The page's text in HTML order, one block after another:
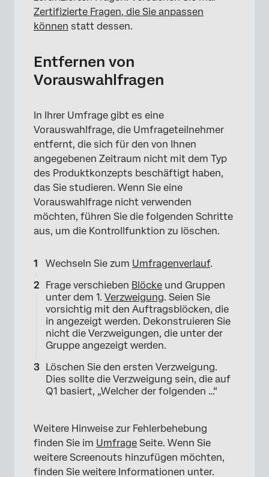
Zertifizierte Fragen, die Sie anpassen
können statt dessen.
Entfernen von
Vorauswahlfragen
In Ihrer Umfrage gibt es eine
Vorauswahlfrage, die Umfrageteilnehmer
entfernt, die sich für den von Ihnen
angegebenen Zeitraum nicht mit dem Typ
des Produktkonzepts beschäftigt haben,
das Sie studieren. Wenn Sie eine
Vorauswahlfrage nicht verwenden
möchten, führen Sie die folgenden Schritte
aus, um die Kontrollfunktion zu löschen.
Wechseln Sie zum Umfragenverlauf.
Frage verschieben Blöcke und Gruppen
unter dem 1. Verzweigung. Seien Sie
vorsichtig mit den Auftragsblöcken, die
in angezeigt werden. Dekonstruieren Sie
nicht die Verzweigungen, die unter der
Gruppe angezeigt werden.
Löschen Sie den ersten Verzweigung.
Dies sollte die Verzweigung sein, die auf
Q1 basiert, „Welcher der folgenden …“
Weitere Hinweise zur Fehlerbehebung
finden Sie im Umfrage Seite. Wenn Sie
weitere Screenouts hinzufügen möchten,
finden Sie weitere Informationen unter.